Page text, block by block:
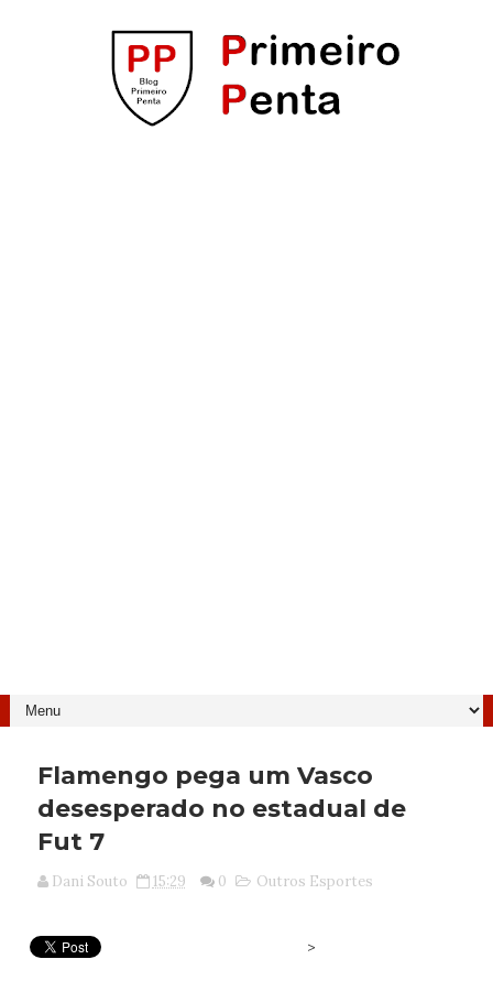
Flamengo pega um Vasco
desesperado no estadual de
Fut 7
Dani Souto 15:29 0 Outros Esportes
>